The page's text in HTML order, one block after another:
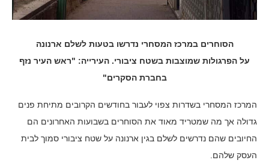
הסוחרים במרכז המסחרי נדרשו בטעות לשלם ארנונה
על הפרגולות שמוצבות בשטח ציבורי. העירייה: "ראש העיר נזף
בחברת הסקרים"
המרכז המסחרי בשדרות צפוי לעבור בחודשים הקרובים מתיחת פנים
גדולה אך מה שמטריד מאוד את הסוחרים בשבועות האחרונים הם
החיובים שהם נדרשים לשלם בגין ארנונה על שטח ציבורי סמוך לבית
העסק שלהם.